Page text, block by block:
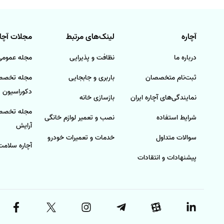
با توجه به جایگاه مذهبی شهر قم، تعداد زیادی
آچاره
درباره ما
ثبت‌نام متخصصان
نمایندگی‌های آچاره ایران
شرایط استفاده
سوالات متداول
پیشنهادات و انتقادات
لینک‌های مرتبط
نظافت و پذیرایی
باربری و جابجایی
بازسازی خانه
نصب و تعمیر لوازم خانگی
خدمات و تعمیرات خودرو
مجلات
مجله
مجله
دکوراسیون
مجله
آرایش
آچاره